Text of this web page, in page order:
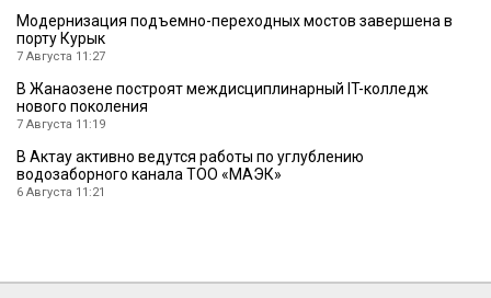
Модернизация подъемно-переходных мостов завершена в
порту Курык
7 Августа 11:27
В Жанаозене построят междисциплинарный IT-колледж
нового поколения
7 Августа 11:19
В Актау активно ведутся работы по углублению
водозаборного канала ТОО «МАЭК»
6 Августа 11:21